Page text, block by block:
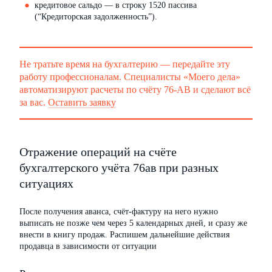
кредитовое сальдо — в строку 1520 пассива
(“Кредиторская задолженность”).
Не тратьте время на бухгалтерию — передайте эту
работу профессионалам. Специалисты «Моего дела»
автоматизируют расчеты по счёту 76-АВ и сделают всё
за вас. Оставить заявку
Отражение операций на счёте
бухгалтерского учёта 76ав при разных
ситуациях
После получения аванса, счёт-фактуру на него нужно
выписать не позже чем через 5 календарных дней, и сразу же
внести в книгу продаж. Распишем дальнейшие действия
продавца в зависимости от ситуации